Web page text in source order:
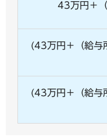
43万円＋
(43万円＋（給
(43万円＋（給